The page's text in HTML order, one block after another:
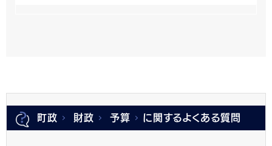
町政 財政 予算 に関するよくある質問